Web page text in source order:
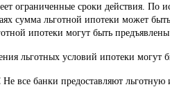
ограниченные сроки действия. По
сумма льготной ипотеки может
ипотеки могут быть
льготных условий ипотеки
Не все банки предоставляют